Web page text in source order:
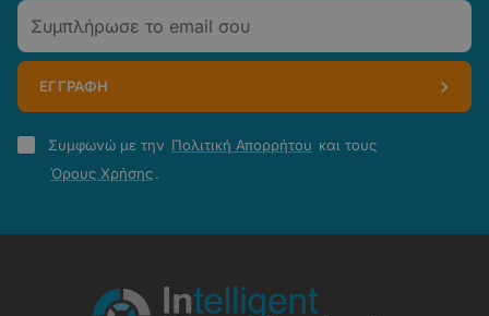
Email
ΕΓΓΡΑΦΗ
Πολιτική
Απορρήτου
Συμφωνώ με την Πολιτική Απορρήτου και τους
Όρους Χρήσης.